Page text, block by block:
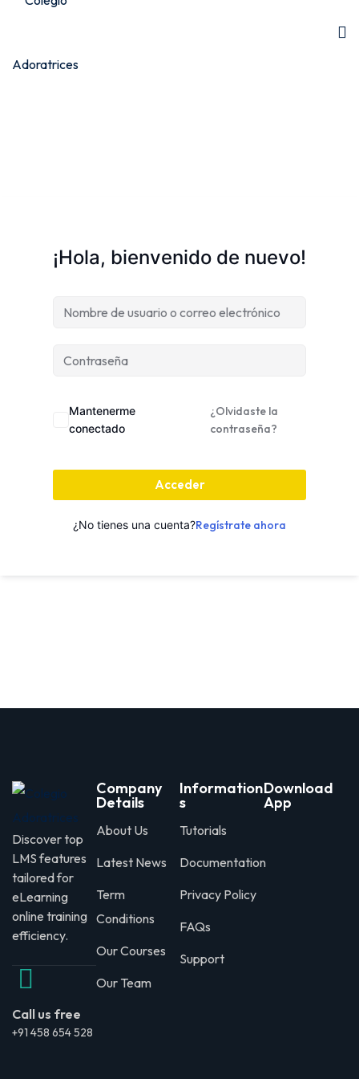
¡Hola, bienvenido de nuevo!
Mantenerme
conectado
¿Olvidaste la
contraseña?
Acceder
¿No tienes una cuenta?Regístrate ahora
Discover top
LMS features
tailored for
eLearning
online training
efficiency.
Call us free
+91 458 654 528
Company
Details
About Us
Latest News
Term
Conditions
Our Courses
Our Team
Information
s
Tutorials
Documentation
Privacy Policy
FAQs
Support
Download
App